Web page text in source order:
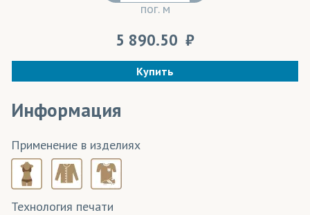
пог. м
5 890.50
Купить
Информация
Применение в изделиях
Технология печати